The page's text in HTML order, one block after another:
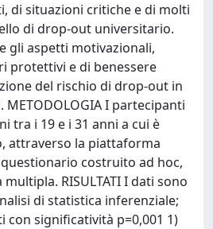
di situazioni critiche e di molti
di drop-out universitario.
gli aspetti motivazionali,
protettivi e di benessere
del rischio di drop-out in
I partecipanti
tra i 19 e i 31 anni a cui è
attraverso la piattaforma
costruito ad hoc,
RISULTATI I dati sono
di statistica inferenziale;
significatività p=0,001 1)